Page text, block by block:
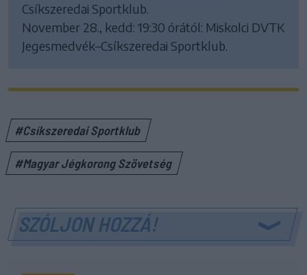
Csíkszeredai Sportklub.
November 28., kedd: 19:30 órától: Miskolci DVTK
Jegesmedvék–Csíkszeredai Sportklub.
#Csíkszeredai Sportklub
#Magyar Jégkorong Szövetség
SZÓLJON HOZZÁ!